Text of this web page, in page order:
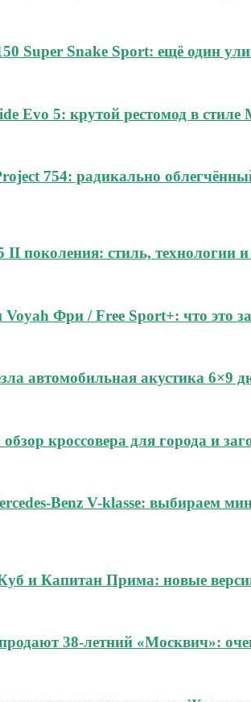
Super Snake Sport: ещё один
Evo 5: крутой рестомод в стиле
754: радикально
II поколения: стиль, технологии
Фри / Free Sport+: что это
автомобильная акустика 6×9
кроссовера для города и
Benz V-klasse: выбираем
и Капитан Прима: новые
38-летний «Москвич»: